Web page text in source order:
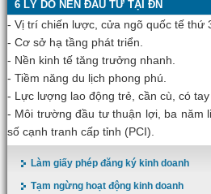
6 LÝ DO NÊN ĐẦU TƯ TẠI ĐN
- Vị trí chiến lược, cửa ngõ quốc tế thứ
- Cơ sở hạ tầng phát triển.
- Nền kinh tế tăng trưởng nhanh.
- Tiềm năng du lịch phong phú.
- Lực lượng lao động trẻ, cần cù, có tay
- Môi trường đầu tư thuận lợi, ba năm
số cạnh tranh cấp tỉnh (PCI).
Làm giấy phép đăng ký kinh doanh
Tạm ngừng hoạt động kinh doanh